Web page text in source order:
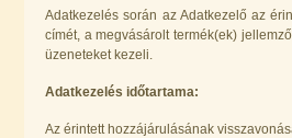
Adatkezelés során az Adatkezelő az
címét, a megvásárolt termék(ek)
üzeneteket kezeli.
Adatkezelés időtartama:
Az érintett hozzájárulásának